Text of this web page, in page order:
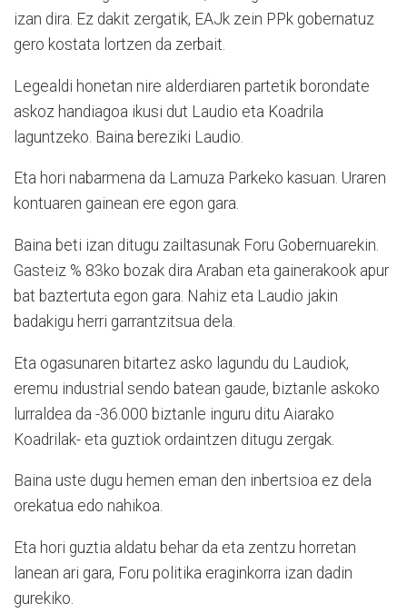
izan dira. Ez dakit zergatik, EAJk zein PPk gobernatuz
gero kostata lortzen da zerbait.
Legealdi honetan nire alderdiaren partetik borondate
askoz handiagoa ikusi dut Laudio eta Koadrila
laguntzeko. Baina bereziki Laudio.
Eta hori nabarmena da Lamuza Parkeko kasuan. Uraren
kontuaren gainean ere egon gara.
Baina beti izan ditugu zailtasunak Foru Gobernuarekin.
Gasteiz % 83ko bozak dira Araban eta gainerakook apur
bat baztertuta egon gara. Nahiz eta Laudio jakin
badakigu herri garrantzitsua dela.
Eta ogasunaren bitartez asko lagundu du Laudiok,
eremu industrial sendo batean gaude, biztanle askoko
lurraldea da -36.000 biztanle inguru ditu Aiarako
Koadrilak- eta guztiok ordaintzen ditugu zergak.
Baina uste dugu hemen eman den inbertsioa ez dela
orekatua edo nahikoa.
Eta hori guztia aldatu behar da eta zentzu horretan
lanean ari gara, Foru politika eraginkorra izan dadin
gurekiko.